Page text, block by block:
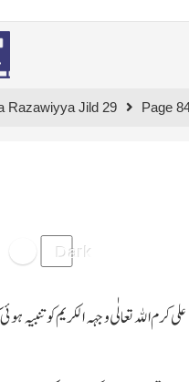
Razawiyya Jild 29 Page
تعالٰی وجہہ الکریم کو تنبیہ ہوئی